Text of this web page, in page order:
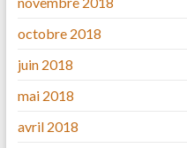
octobre 2018
juin 2018
mai 2018
avril 2018